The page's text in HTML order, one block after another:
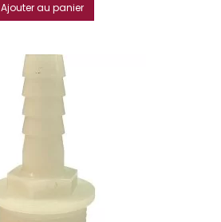
Ajouter au panier